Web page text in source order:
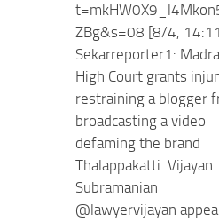
ZBg&s=08 [8/4,
Sekarreporter1:
High Court grants
restraining a blogger
broadcasting a video
defaming the brand
Thalappakatti. Vijayan
Subramanian
@lawyervijayan